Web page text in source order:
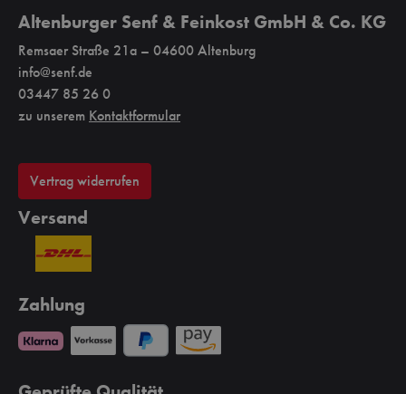
Altenburger Senf & Feinkost GmbH & Co. KG
Remsaer Straße 21a – 04600 Altenburg
info@senf.de
03447 85 26 0
zu unserem Kontaktformular
Vertrag widerrufen
Versand
Zahlung